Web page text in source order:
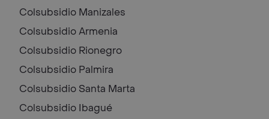
Colsubsidio Manizales
ColsubsidioArmenia
Colsubsidio Rionegro
Colsubsidio Palmira
Colsubsidio Santa Marta
Colsubsidio Ibagué